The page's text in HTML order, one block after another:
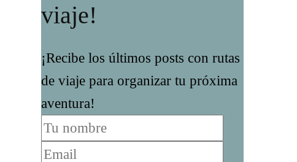
viaje!
¡Recibe los últimos posts con rutas
de viaje para organizar tu próxima
aventura!